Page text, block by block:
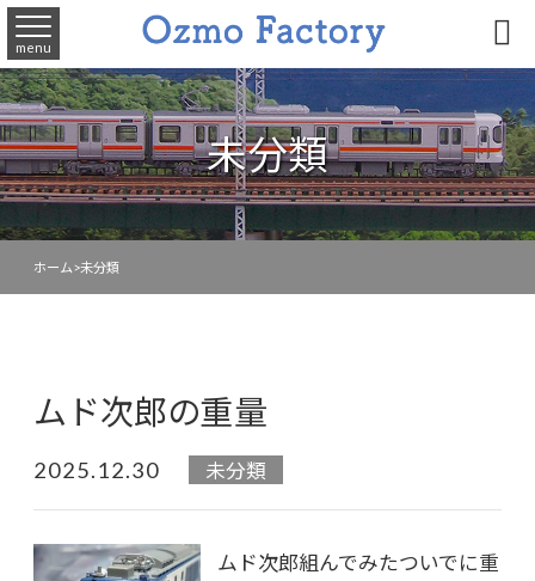
menu 
未分類
ホーム>未分類
ムド次郎の重量
2025.12.30 未分類
ムド次郎組んでみたついでに重